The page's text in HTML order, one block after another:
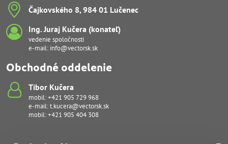
Čajkovského 8, 984 01 Lučenec
Ing​. Juraj Kučera (konateľ)
vedenie spoločnosti
e-mail: info@vectorsk.sk
Obchodné oddelenie
Tibor Kučera
mobil:+421 905 729 968
e-mail:t.kucera@vectorsk.sk
mobil:+421 905 404 308